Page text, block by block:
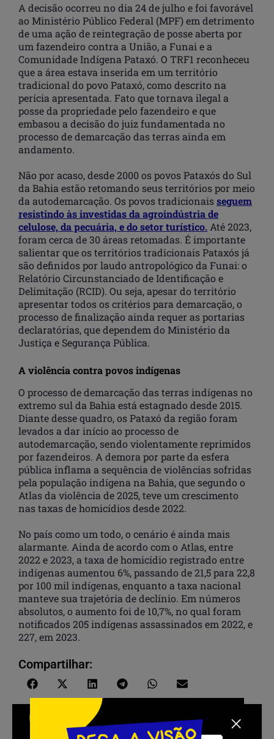
A decisão ocorreu no dia 24 de julho e foi favorável
ao Ministério Público Federal (MPF) em detrimento
de uma ação de reintegração de posse aberta por
um fazendeiro contra a União, a Funai e a
Comunidade Indígena Pataxó. O TRF1 reconheceu
que a área estava inserida em um território
tradicional do povo Pataxó, como descrito na
perícia apresentada. Fato que tornava ilegal a
posse da propriedade pelo fazendeiro e que
embasou a decisão do juiz fundamentada no
processo de demarcação das terras ainda em
andamento.
Não por acaso, desde 2000 os povos Pataxós do Sul
da Bahia estão retomando seus territórios por meio
da autodemarcação. Os povos tradicionaisseguem
resistindo às investidas da agroindústria de
celulose, da pecuária, e do setor turístico. Até 2023,
foram cerca de 30 áreas retomadas. É importante
salientar que os territórios tradicionais Pataxós já
são definidos por laudo antropológico da Funai: o
Relatório Circunstanciado de Identificação e
Delimitação (RCID). Ou seja, apesar do território
apresentar todos os critérios para demarcação, o
processo de finalização ainda requer as portarias
declaratórias, que dependem do Ministério da
Justiça e Segurança Pública.
A violência contra povos indígenas
O processo de demarcação das terras indígenas no
extremo sul da Bahia está estagnado desde 2015.
Diante desse quadro, os Pataxó da região foram
levados a dar início ao processo de
autodemarcação, sendo violentamente reprimidos
por fazendeiros. A demora por parte da esfera
pública inflama a sequência de violências sofridas
pela população indígena na Bahia, que segundo o
Atlas da violência de 2025, teve um crescimento
nas taxas de homicídios desde 2022.
No país como um todo, o cenário é ainda mais
alarmante. Ainda de acordo com o Atlas, entre
2022 e 2023, a taxa de homicídio registrado entre
indígenas aumentou 6%, passando de 21,5 para 22,8
por 100 mil indígenas, enquanto a taxa nacional
manteve sua trajetória de declínio. Em números
absolutos, o aumento foi de 10,7%, no qual foram
notificados 205 indígenas assassinados em 2022, e
227, em 2023.
Compartilhar: